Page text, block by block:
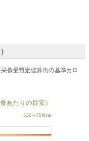
養量暫定値算出の基準カロ
食あたりの目安）